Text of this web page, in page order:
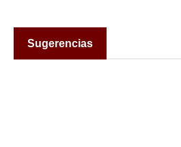
Sugerencias